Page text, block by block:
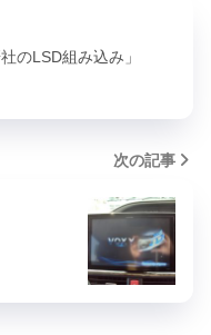
のLSD組み込み」
次の記事